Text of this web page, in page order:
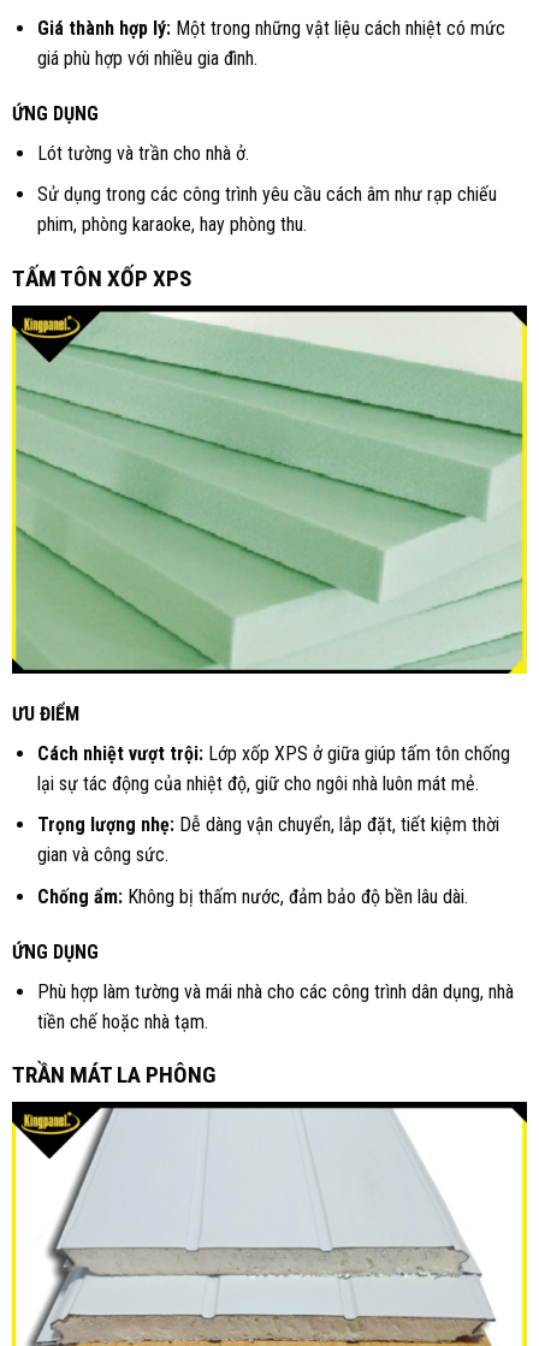
Giá thành hợp lý: Một trong những vật liệu cách nhiệt có mức
giá phù hợp với nhiều gia đình.
ỨNG DỤNG
Lót tường và trần cho nhà ở.
Sử dụng trong các công trình yêu cầu cách âm như rạp chiếu
phim, phòng karaoke, hay phòng thu.
TẤM TÔN XỐP XPS
ƯU ĐIỂM
Cách nhiệt vượt trội: Lớp xốp XPS ở giữa giúp tấm tôn chống
lại sự tác động của nhiệt độ, giữ cho ngôi nhà luôn mát mẻ.
Trọng lượng nhẹ: Dễ dàng vận chuyển, lắp đặt, tiết kiệm thời
gian và công sức.
Chống ẩm: Không bị thấm nước, đảm bảo độ bền lâu dài.
ỨNG DỤNG
Phù hợp làm tường và mái nhà cho các công trình dân dụng, nhà
tiền chế hoặc nhà tạm.
TRẦN MÁT LA PHÔNG